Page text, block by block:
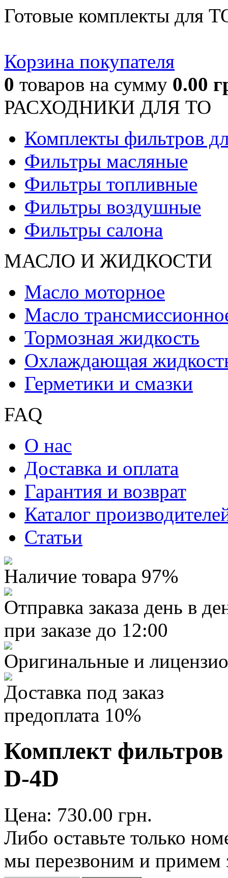
Готовые комплекты для
Корзина покупателя
0 товаров на сумму 0.00
РАСХОДНИКИ ДЛЯ ТО
Комплекты фильтров
Фильтры масляные
Фильтры топливные
Фильтры воздушные
Фильтры салона
МАСЛО И ЖИДКОCТИ
Масло моторное
Масло
Тормозная жидкость
Охлаждающая
Герметики и смазки
FAQ
О нас
Доставка и оплата
Гарантия и возврат
Каталог
Статьи
Наличие товара 97%
Отправка заказа день в
при заказе до 12:00
Оригинальные и
Доставка под заказ
предоплата 10%
Комплект фильтров
D-4D
Цена: 730.00 грн.
Либо оставьте только
мы перезвоним и примем